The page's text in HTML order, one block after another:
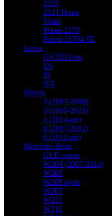
2115
2121 Нива
Vesta
Priora 2170
Priora 21704 SE
Lexus
GS 2013-нв
ES
IS
NX
Mazda
3 (2003-2008)
3 (2009-2013)
3 (2014-нв)
6 (2007-2012)
6 (2012-нв)
Mercedes Benz
GLE coupe
W204 (2007-2014)
W205
W205 купе
W207
W211
W212